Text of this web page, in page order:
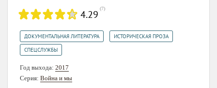
4.29 (7)
ДОКУМЕНТАЛЬНАЯ ЛИТЕРАТУРА ИСТОРИЧЕСКАЯ ПРОЗА
СПЕЦСЛУЖБЫ
Год выхода: 2017
Серия: Война и мы